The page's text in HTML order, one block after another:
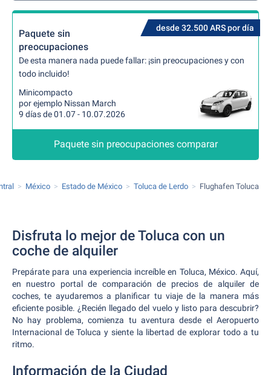
desde 32.500 ARS por día
Paquete sin
preocupaciones
De esta manera nada puede fallar: ¡sin preocupaciones y con
todo incluido!
Minicompacto
por ejemplo Nissan March
9 días de 01.07 - 10.07.2026
Paquete sin preocupaciones comparar
México Estado de México Toluca de Lerdo Flughafen Toluca
Disfruta lo mejor de Toluca con un
coche de alquiler
Prepárate para una experiencia increíble en Toluca, México. Aquí,
en nuestro portal de comparación de precios de alquiler de
coches, te ayudaremos a planificar tu viaje de la manera más
eficiente posible. ¿Recién llegado del vuelo y listo para descubrir?
No hay problema, comienza tu aventura desde el Aeropuerto
Internacional de Toluca y siente la libertad de explorar todo a tu
ritmo.
Información de la Ciudad